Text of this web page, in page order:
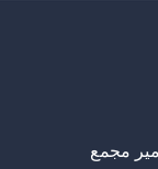
مجمع